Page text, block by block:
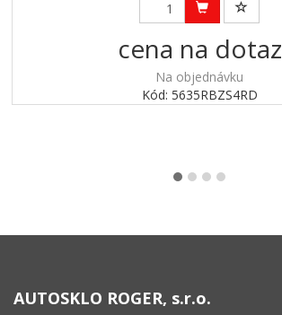
cena na dotaz
Na objednávku
Kód: 5635RBZS4RD
AUTOSKLO ROGER, s.r.o.